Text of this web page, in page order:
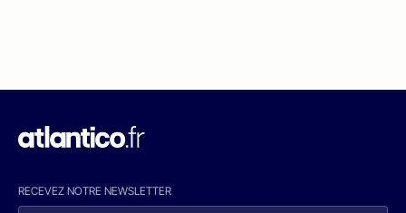
RECEVEZ NOTRE NEWSLETTER